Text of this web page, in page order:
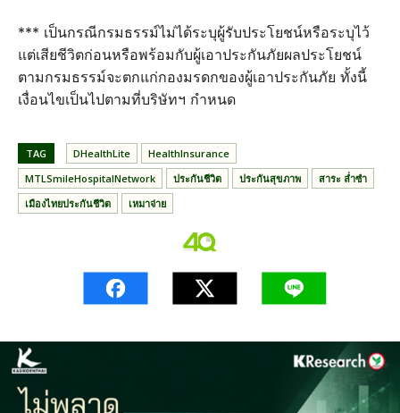
*** เป็นกรณีกรมธรรม์ไม่ได้ระบุผู้รับประโยชน์หรือระบุไว้
แต่เสียชีวิตก่อนหรือพร้อมกับผู้เอาประกันภัยผลประโยชน์
ตามกรมธรรม์จะตกแก่กองมรดกของผู้เอาประกันภัย ทั้งนี้
เงื่อนไขเป็นไปตามที่บริษัทฯ กำหนด
TAG DHealthLite
HealthInsurance
MTLSmileHospitalNetwork
ประกันชีวิต ประกันสุขภาพ
สาระ ล่ำซำ
เมืองไทยประกันชีวิต
เหมาจ่าย